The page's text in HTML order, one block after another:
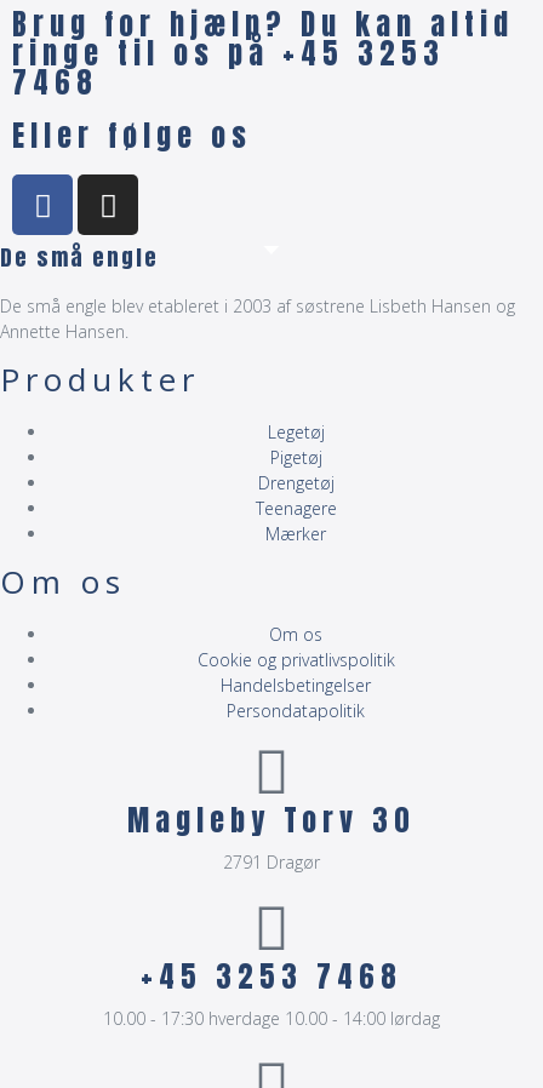
Brug for hjælp? Du kan altid
ringe til os på +45 3253
7468
Eller følge os
De små engle
De små engle blev etableret i 2003 af søstrene Lisbeth Hansen og
Annette Hansen.
Produkter
Legetøj
Pigetøj
Drengetøj
Teenagere
Mærker
Om os
Om os
Cookie og privatlivspolitik
Handelsbetingelser
Persondatapolitik
Magleby Torv 30
2791 Dragør
+45 3253 7468
10.00 - 17:30 hverdage 10.00 - 14:00 lørdag